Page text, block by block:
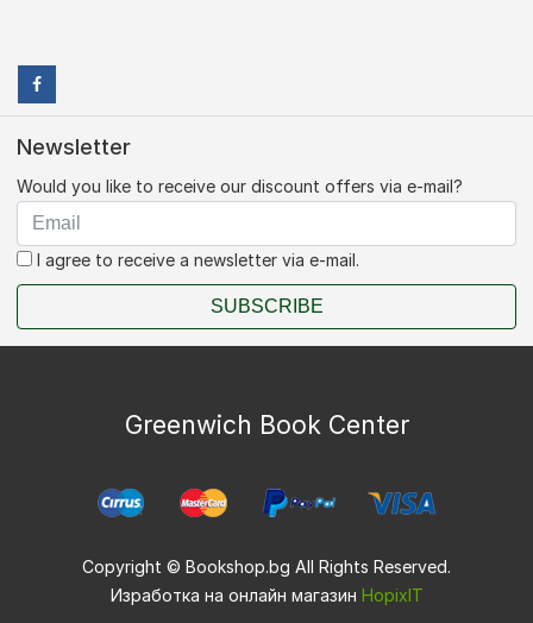
Newsletter
Would you like to receive our discount offers via e-mail?
I agree to receive a newsletter via e-mail.
SUBSCRIBE
Greenwich Book Center
Copyright © Bookshop.bg All Rights Reserved.
Изработка на онлайн магазин HopixIT